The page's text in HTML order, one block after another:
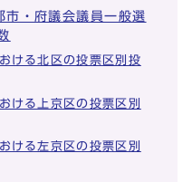
・府議会議員一般選
ける北区の投票区別投
ける上京区の投票区別
ける左京区の投票区別